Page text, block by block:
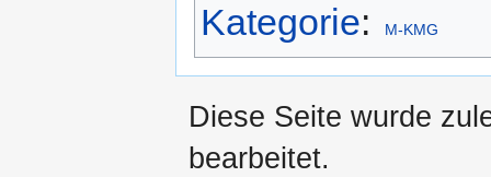
Kategorie: M-KMG
Diese Seite wurde
bearbeitet.